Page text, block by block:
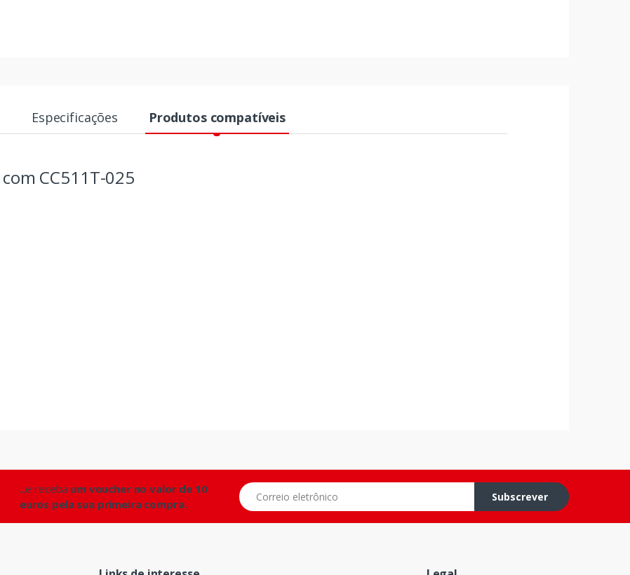
Especificações Produtos compatíveis
CC511T-025
...e receba um voucher no valor de 10
euros pela sua primeira compra.
Correio eletrônico
Subscrever